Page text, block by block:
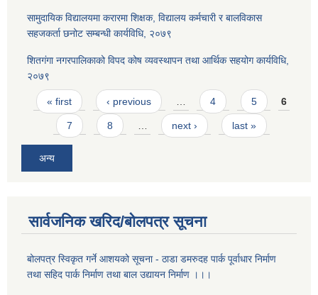
सामुदायिक विद्यालयमा करारमा शिक्षक, विद्यालय कर्मचारी र बालविकास
सहजकर्ता छनोट सम्बन्धी कार्यविधि, २०७९
शितगंगा नगरपालिकाको विपद कोष व्यवस्थापन तथा आर्थिक सहयोग कार्यविधि,
२०७९
Pages
« first ‹ previous 4 5 6
7 8 next › last »
अन्य
सार्वजनिक खरिद/बोलपत्र सूचना
बोलपत्र स्विकृत गर्ने आशयको सूचना - ठाडा डमरुदह पार्क पूर्वाधार निर्माण
तथा सहिद पार्क निर्माण तथा बाल उद्यायन निर्माण ।।।